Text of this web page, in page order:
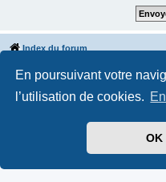
En poursuivant votre
l’utilisation de cookies.
OK
Index du forum
Développé parphpBB®
Traduit
Style par